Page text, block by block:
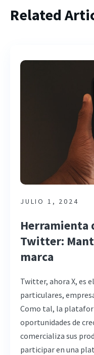
Related
JULIO 1, 2024
Herramienta
Twitter:
marca
Twitter, ahora X, es
particulares,
Como tal, la
oportunidades de
comercializa sus
participar en una